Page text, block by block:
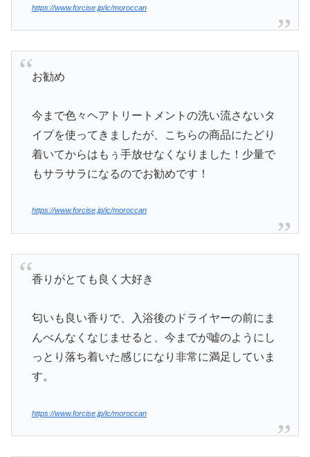
https://www.forcise.jp/ic/moroccan
お勧め
今まで色々ヘアトリートメントの洗い流さないタ
イプを使ってきましたが、こちらの商品にたどり
着いてからはもぅ手放せなくなりました！少量で
もサラサラになるのでお勧めです！
https://www.forcise.jp/ic/moroccan
香りがとても良く大好き
匂いも良い香りで、入浴後のドライヤーの前にま
んべんなくなじませると、今までが嘘のようにし
っとり落ち着いた感じになり非常に満足していま
す。
https://www.forcise.jp/ic/moroccan